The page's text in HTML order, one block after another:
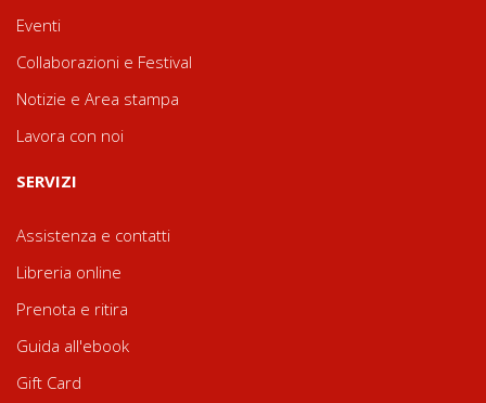
Eventi
Collaborazioni e Festival
Notizie e Area stampa
Lavora con noi
SERVIZI
Assistenza e contatti
Libreria online
Prenota e ritira
Guida all'ebook
Gift Card